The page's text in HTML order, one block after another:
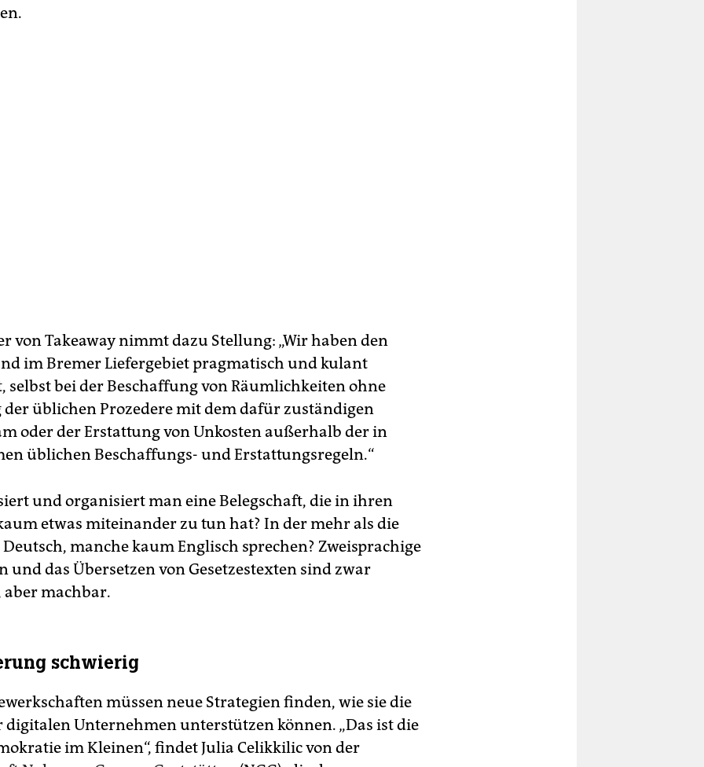
von Takeaway nimmt dazu Stellung: „Wir haben den
im Bremer Liefergebiet pragmatisch und kulant
selbst bei der Beschaffung von Räumlichkeiten ohne
üblichen Prozedere mit dem dafür zuständigen
oder der Erstattung von Unkosten außerhalb der in
üblichen Beschaffungs- und Erstattungsregeln.“
und organisiert man eine Belegschaft, die in ihren
etwas miteinander zu tun hat? In der mehr als die
manche kaum Englisch sprechen? Zweisprachige
und das Übersetzen von Gesetzestexten sind zwar
machbar.
schwierig
müssen neue Strategien finden, wie sie die
digitalen Unternehmen unterstützen können. „Das ist die
im Kleinen“, findet Julia Celikkilic von der